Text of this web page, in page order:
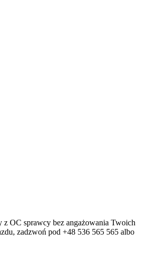
OC sprawcy bez angażowania Twoich
zadzwoń pod +48 536 565 565 albo